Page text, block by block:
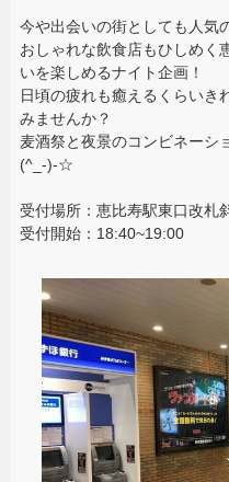
今や出会いの街としても人気
おしゃれな飲食店もひしめく
いを楽しめるナイト企画！
日頃の疲れも癒えるくらいき
みませんか？
麦酒祭と夜景のコンビネーシ
(^_-)-☆
受付場所：恵比寿駅東口改札
受付開始：18:40~19:00